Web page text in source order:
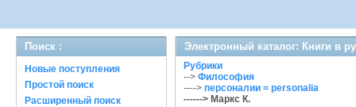
Поиск :
Новые поступления
Простой поиск
Расширенный поиск
Электронный каталог: Книги в
Рубрики
--> Философия
----> персоналии = personalia
------> Маркс К.